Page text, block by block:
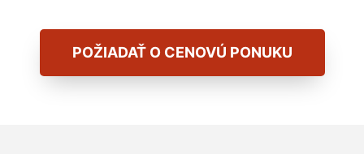
POŽIADAŤ O CENOVÚ PONUKU